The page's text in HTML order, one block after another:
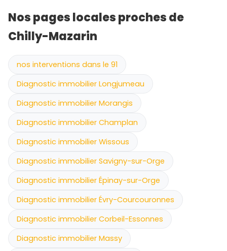
Nos pages locales proches de
Chilly-Mazarin
nos interventions dans le 91
Diagnostic immobilier Longjumeau
Diagnostic immobilier Morangis
Diagnostic immobilier Champlan
Diagnostic immobilier Wissous
Diagnostic immobilier Savigny-sur-Orge
Diagnostic immobilier Épinay-sur-Orge
Diagnostic immobilier Évry-Courcouronnes
Diagnostic immobilier Corbeil-Essonnes
Diagnostic immobilier Massy